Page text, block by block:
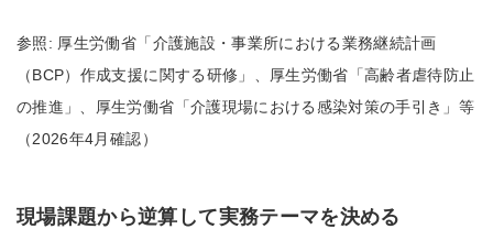
参照: 厚生労働省「介護施設・事業所における業務継続計画
（BCP）作成支援に関する研修」、厚生労働省「高齢者虐待防止
の推進」、厚生労働省「介護現場における感染対策の手引き」等
（2026年4月確認）
現場課題から逆算して実務テーマを決める